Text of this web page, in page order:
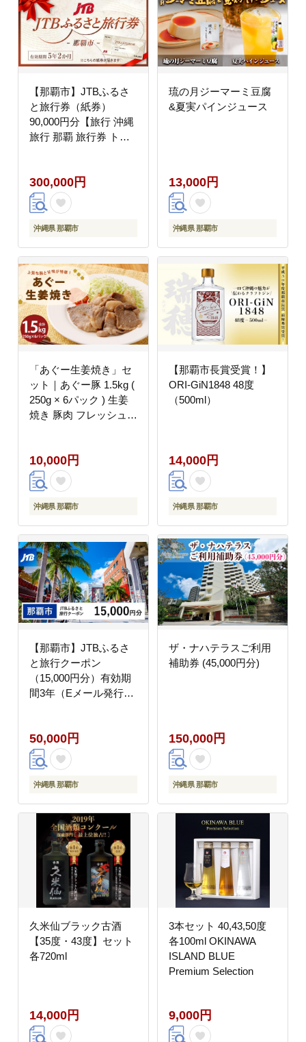
【那覇市】JTBふるさ
と旅行券（紙券）
90,000円分【旅行 沖縄
旅行 那覇 旅行券 トラ
300,000円
沖縄県 那覇市
琉の月ジーマーミ豆腐
&夏実パインジュース
13,000円
沖縄県 那覇市
「あぐー生姜焼き」セ
ット｜あぐー豚 1.5kg (
250g × 6パック ) 生姜
焼き 豚肉 フレッシュミ
10,000円
沖縄県 那覇市
【那覇市長賞受賞！】
ORI-GiN1848 48度
（500ml）
14,000円
沖縄県 那覇市
【那覇市】JTBふるさ
と旅行クーポン
（15,000円分）有効期
間3年（Eメール発行）
光 体験 旅行券 宿泊券
旅行予約 ホテル 旅館
チケット 子供 子連れ
カップル 家族 人気 お
頭 オンライン ネット予
約 電話 有効期間3年
50,000円
沖縄県 那覇市
ザ・ナハテラスご利用
補助券 (45,000円分)
150,000円
沖縄県 那覇市
久米仙ブラック古酒
【35度・43度】セット
各720ml
14,000円
3本セット 40,43,50度
各100ml OKINAWA
ISLAND BLUE
Premium Selection
9,000円